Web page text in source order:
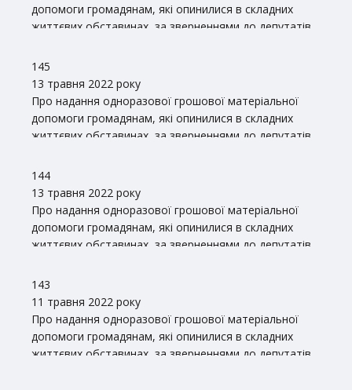
допомоги громадянам, які опинилися в складних
життєвих обставинах, за зверненнями до депутатів
145
13 травня 2022 року
Про надання одноразової грошової матеріальної
допомоги громадянам, які опинилися в складних
життєвих обставинах, за зверненнями до депутатів
144
13 травня 2022 року
Про надання одноразової грошової матеріальної
допомоги громадянам, які опинилися в складних
життєвих обставинах, за зверненнями до депутатів
143
11 травня 2022 року
Про надання одноразової грошової матеріальної
допомоги громадянам, які опинилися в складних
життєвих обставинах, за зверненнями до депутатів